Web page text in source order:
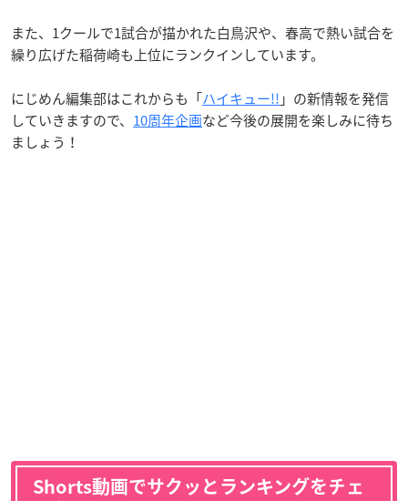
また、1クールで1試合が描かれた白鳥沢や、春高で熱い試合を
繰り広げた稲荷崎も上位にランクインしています。
にじめん編集部はこれからも「ハイキュー!! 」の新情報を発信
していきますので、 10周年企画など今後の展開を楽しみに待ち
ましょう！
Shorts動画でサクッとランキングをチェ